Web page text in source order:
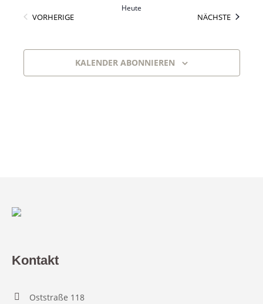
VORHERIGEVERANSTALTUNGEN
Heute
NÄCHSTE
KALENDER ABONNIEREN
Kontakt
Oststraße 118